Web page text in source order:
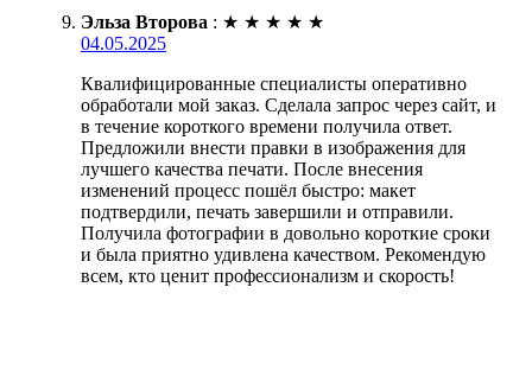
Эльза Второва : ★ ★ ★ ★ ★
04.05.2025
Квалифицированные специалисты оперативно
обработали мой заказ. Сделала запрос через сайт, и
в течение короткого времени получила ответ.
Предложили внести правки в изображения для
лучшего качества печати. После внесения
изменений процесс пошёл быстро: макет
подтвердили, печать завершили и отправили.
Получила фотографии в довольно короткие сроки
и была приятно удивлена качеством. Рекомендую
всем, кто ценит профессионализм и скорость!